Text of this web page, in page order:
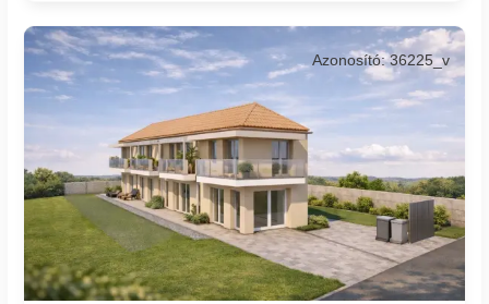
Azonosító: 36225_v